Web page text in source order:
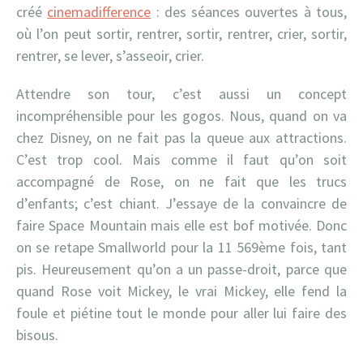
créé cinemadifference : des séances ouvertes à tous,
où l’on peut sortir, rentrer, sortir, rentrer, crier, sortir,
rentrer, se lever, s’asseoir, crier.
Attendre son tour, c’est aussi un concept
incompréhensible pour les gogos. Nous, quand on va
chez Disney, on ne fait pas la queue aux attractions.
C’est trop cool. Mais comme il faut qu’on soit
accompagné de Rose, on ne fait que les trucs
d’enfants; c’est chiant. J’essaye de la convaincre de
faire Space Mountain mais elle est bof motivée. Donc
on se retape Smallworld pour la 11 569ème fois, tant
pis. Heureusement qu’on a un passe-droit, parce que
quand Rose voit Mickey, le vrai Mickey, elle fend la
foule et piétine tout le monde pour aller lui faire des
bisous.